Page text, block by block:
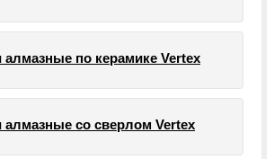
алмазные по керамике Vertex
алмазные со сверлом Vertex